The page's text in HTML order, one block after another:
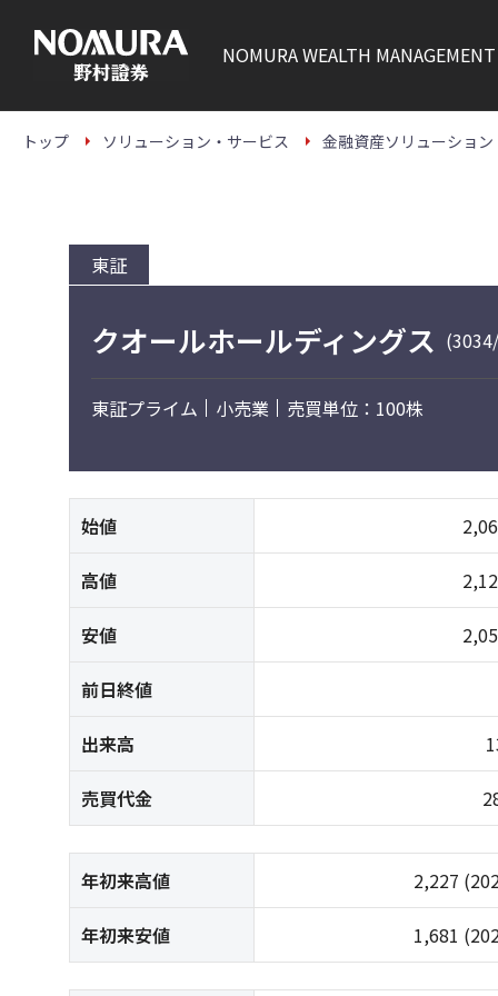
本
NOMURAWEALTH MANAGEMENT
トップ ソリューション・サービス 金融資産ソリューション
東証
クオールホールディングス
東証プライム 小売業 売買単位：100株
始値
高値
安値
前日終値
出来高
売買代金
年初来高値 2,227
年初来安値 1,681